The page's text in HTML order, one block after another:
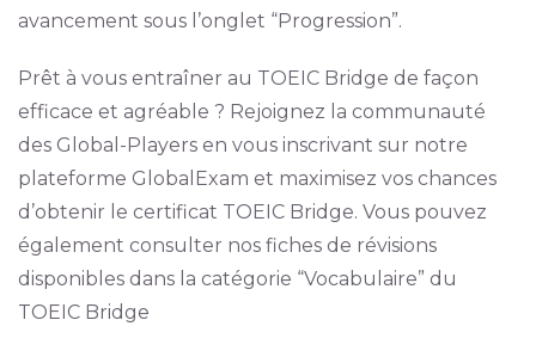
avancement sous l’onglet “Progression”.
Prêt à vous entraîner au TOEIC Bridge de façon
efficace et agréable ? Rejoignez la communauté
des Global-Players en vous inscrivant sur notre
plateforme GlobalExam et maximisez vos chances
d’obtenir le certificat TOEIC Bridge. Vous pouvez
également consulter nos fiches de révisions
disponibles dans la catégorie “Vocabulaire” du
TOEIC Bridge